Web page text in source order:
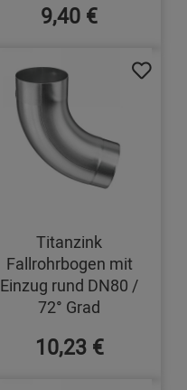
9,40 €
Titanzink
Fallrohrbogen mit
Einzug rund DN80 /
72° Grad
10,23 €